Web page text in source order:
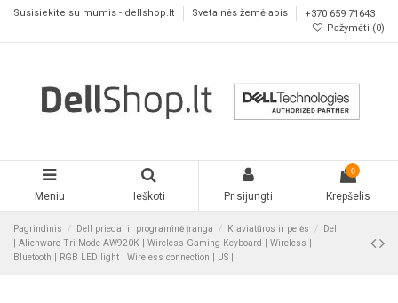
Susisiekite su mumis - dellshop.lt Svetainės žemėlapis
+370 659 71643
Pažymėti (0)
Meniu Ieškoti Prisijungti
0
Krepšelis
Pagrindinis Dell priedai ir programinė įranga Klaviatūros ir pelės
Dell
| Alienware Tri-Mode AW920K | Wireless Gaming Keyboard | Wireless |
Bluetooth | RGB LED light | Wireless connection | US |